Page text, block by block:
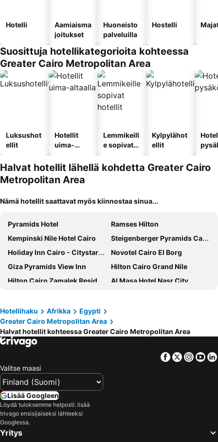
Hotelli
Aamiaisma
joitukset
Huoneisto
palveluilla
Hostelli
Suosittuja hotellikategorioita kohteessa
Greater Cairo Metropolitan Area
Luksushot
ellit
Hotellit
uima-
Lemmikeill
e sopivat
Kylpylähot
ellit
Halvat hotellit lähellä kohdetta Greater Cairo
Metropolitan Area
Nämä hotellit saattavat myös kiinnostaa sinua...
Pyramids Hotel
Ramses Hilton
Kempinski Nile Hotel Cairo
Steigenberger Pyramids Cairo
Holiday Inn Cairo - Citystars By Ihg
Novotel Cairo El Borg
Giza Pyramids View Inn
Hilton Cairo Grand Nile
Hilton Cairo Zamalek Residences
Al Masa Hotel Nasr City
Pyramisa Suites Hotel Cairo
Sofia Pyramids Hotel
Pyramids Height Hotel & Pyramids Master Scene Rooftop
City Palace Hotel
Steigenberger Hotel El Tahrir Cairo
Marriott Mena House, Cairo
Le Méridien Cairo Airport
New Palace Hotel
Saray Pyramids & Museum View Hotel
Fairmont Nile City
Downtown Antique Hotel
Mövenpick Cairo Media City
Hotellihaku Afrikka
Egypti
Greater Cairo Metropolitan Area
Halvat hotellit kohteessa Greater Cairo Metropolitan Area
Facebook
Twitter
Valitse maasi
Lisää Googleen
Löydä tuloksemme helposti: lisää
trivago ensisijaiseksi lähteeksi
Googlessa.
Yritys